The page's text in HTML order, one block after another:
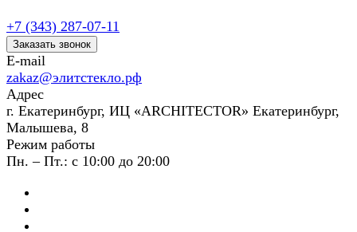
+7 (343) 287-07-11
Заказать звонок
E-mail
zakaz@элитстекло.рф
Адрес
г. Екатеринбург, ИЦ «ARCHITECTOR» Екатеринбург,
Малышева, 8
Режим работы
Пн. – Пт.: с 10:00 до 20:00